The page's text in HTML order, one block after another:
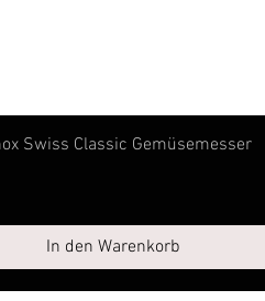
Schnellansicht
Swiss Classic Gemüsemesser
In den Warenkorb